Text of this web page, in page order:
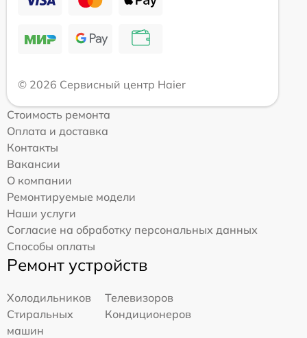
© 2026 Сервисный центр Haier
Стоимость ремонта
Оплата и доставка
Контакты
Вакансии
О компании
Ремонтируемые модели
Наши услуги
Согласие на обработку персональных данных
Способы оплаты
Ремонт устройств
Холодильников
Телевизоров
Стиральных
машин
Кондиционеров